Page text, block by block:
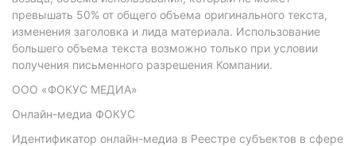
превышать 50% от общего объема оригинального текста,
изменения заголовка и лида материала. Использование
большего объема текста возможно только при условии
получения письменного разрешения Компании.
ООО «ФОКУС МЕДИА»
Онлайн-медиа ФОКУС
Идентификатор онлайн-медиа в Реестре субъектов в сфере